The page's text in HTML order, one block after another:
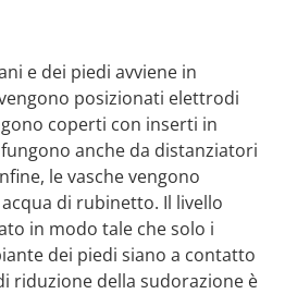
e dei piedi avviene in
posizionati elettrodi
coperti con inserti in
anche da distanziatori
le vasche vengono
di rubinetto. Il livello
in modo tale che solo i
dei piedi siano a contatto
riduzione della sudorazione è